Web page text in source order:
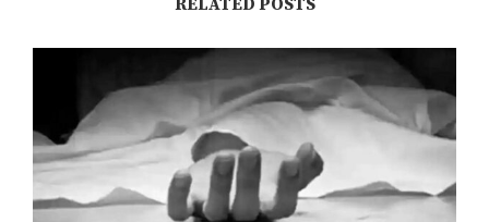
RELATED POSTS